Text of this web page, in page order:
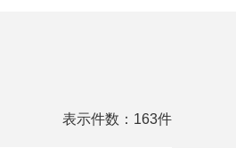
表示件数：163件